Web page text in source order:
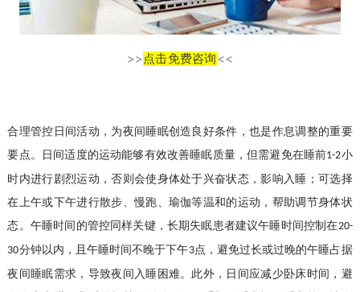
>>点击免费咨询<<
合理管控日间活动，为夜间睡眠创造良好条件，也是作息调整的重要
要点。日间适度的运动能够有效改善睡眠质量，但需避免在睡前1-2小
时内进行剧烈运动，否则会使身体处于兴奋状态，影响入睡；可选择
在上午或下午进行散步、慢跑、瑜伽等温和的运动，帮助调节身体状
态。午睡时间的管控同样关键，长期失眠患者建议午睡时间控制在20-
30分钟以内，且午睡时间不晚于下午3点，避免过长或过晚的午睡占据
夜间睡眠需求，导致夜间入睡困难。此外，日间应减少卧床时间，避